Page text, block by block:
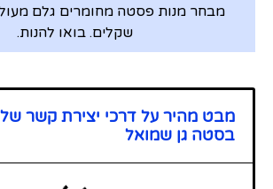
שקלים. בואו להנות.
מבט מהיר על דרכי יצירת קשר
בסטה גן שמואל